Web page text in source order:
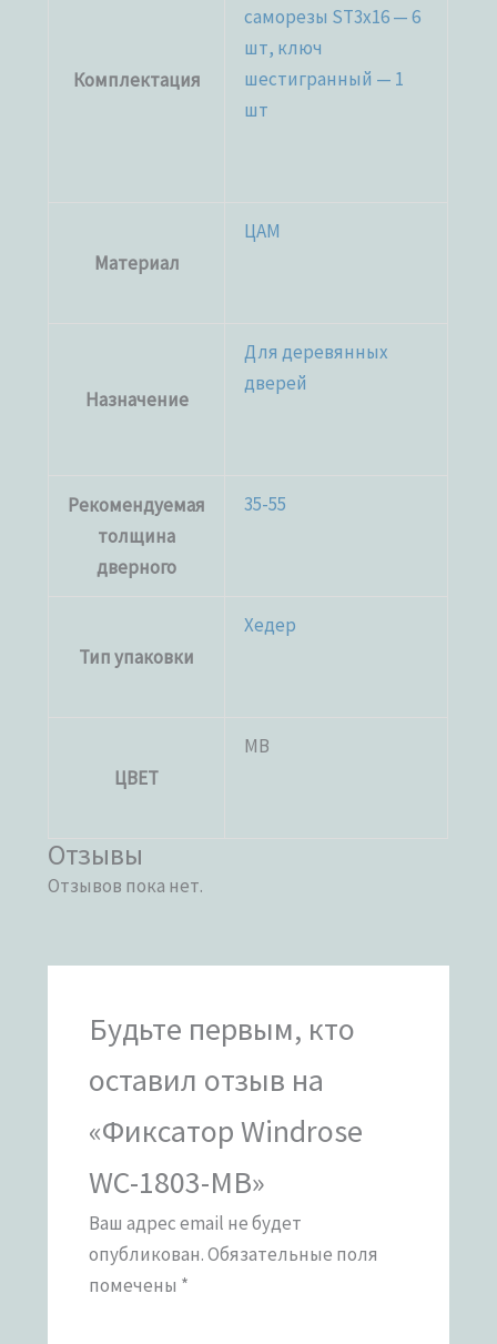
Комплектация
саморезы ST3x16 — 6
шт, ключ
шестигранный — 1
шт
Материал
ЦАМ
Назначение
Для деревянных
дверей
Рекомендуемая
толщина
дверного
35-55
Тип упаковки
Хедер
ЦВЕТ
MB
Отзывы
Отзывов пока нет.
Будьте первым, кто
оставил отзыв на
«Фиксатор Windrose
WC-1803-MB»
Ваш адрес email не будет
опубликован.Обязательные поля
помечены *